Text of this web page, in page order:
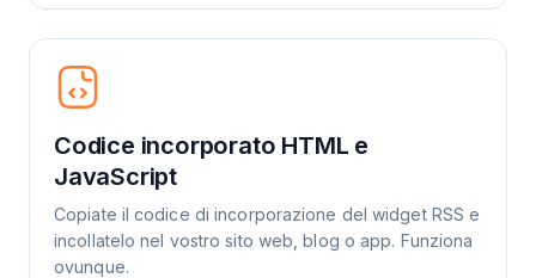
Codice incorporato HTML e
JavaScript
Copiate il codice di incorporazione del widget RSS e
incollatelo nel vostro sito web, blog o app. Funziona
ovunque.